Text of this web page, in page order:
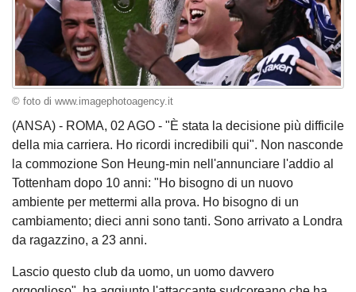
© foto di www.imagephotoagency.it
(ANSA) - ROMA, 02 AGO - "È stata la decisione più difficile
della mia carriera. Ho ricordi incredibili qui". Non nasconde
la commozione Son Heung-min nell'annunciare l'addio al
Tottenham dopo 10 anni: "Ho bisogno di un nuovo
ambiente per mettermi alla prova. Ho bisogno di un
cambiamento; dieci anni sono tanti. Sono arrivato a Londra
da ragazzino, a 23 anni.
Lascio questo club da uomo, un uomo davvero